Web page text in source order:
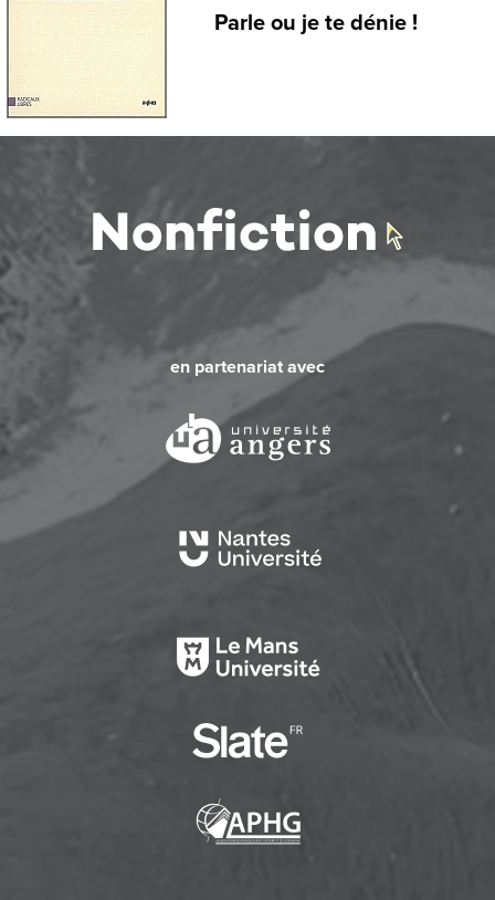
Parle ou je te dénie !
en partenariat avec